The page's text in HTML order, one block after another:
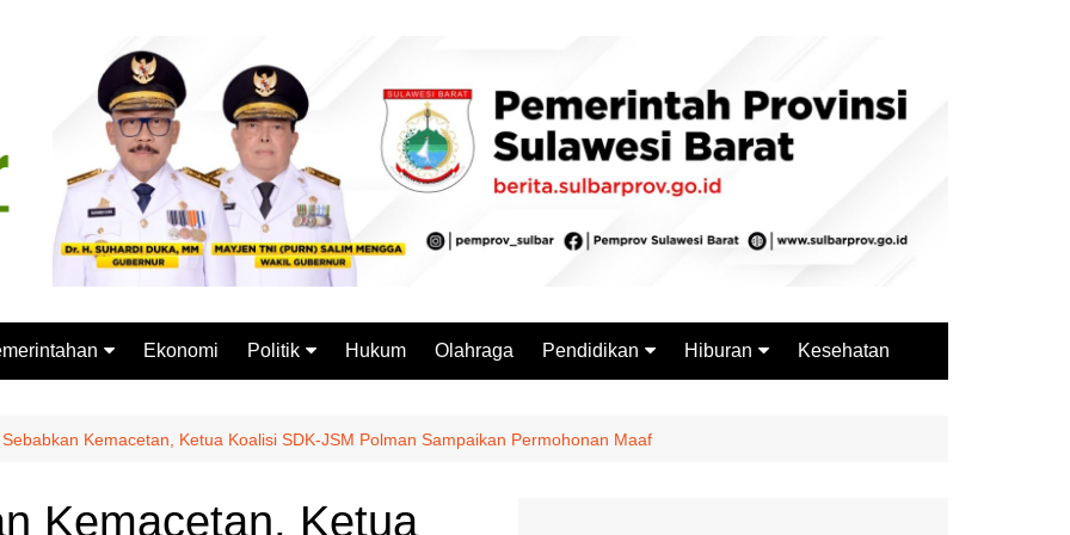
Vertikal
Ekonomi Politik
Pemilu
Hukum Olahraga Pendidikan
Sejarah
Hiburan Kesehatan
Kemacetan, Ketua Koalisi SDK-JSM Polman Sampaikan Permohonan Maaf
Kemacetan, Ketua